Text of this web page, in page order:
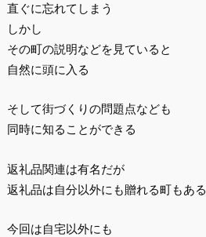
直ぐに忘れてしまう
しかし
その町の説明などを見ていると
自然に頭に入る
そして街づくりの問題点なども
同時に知ることができる
返礼品関連は有名だが
返礼品は自分以外にも贈れる町もある
今回は自宅以外にも